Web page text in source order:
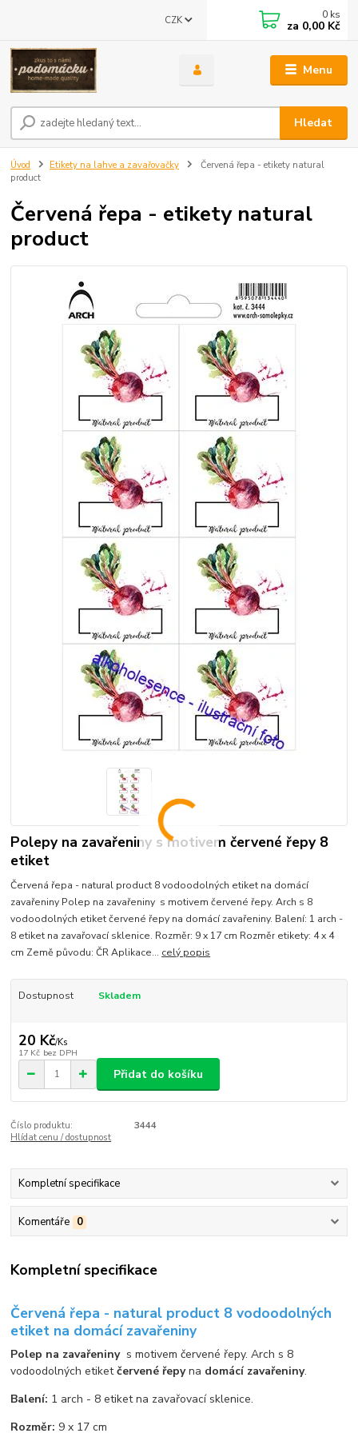
Menu
CZK
Hledat
0 ks
za 0,00 Kč
Úvod Etikety na lahve a zavařovačky
Červená řepa - etikety natural
product
Červená řepa - etikety natural
product
Polepy na zavařeniny s motivem červené řepy 8
etiket
Červená řepa - natural product 8 vodoodolných etiket na domácí
zavařeniny Polep na zavařeniny s motivem červené řepy. Arch s 8
vodoodolných etiket červené řepy na domácí zavařeniny. Balení: 1 arch -
8 etiket na zavařovací sklenice. Rozměr: 9 x 17 cm Rozměr etikety: 4 x 4
cm Země původu: ČR Aplikace... celý popis
Dostupnost Skladem
20 Kč/Ks
17 Kč bez DPH
Přidat do košíku
Číslo produktu:
3444
Hlídat cenu / dostupnost
Kompletní specifikace
Komentáře 0
Kompletní specifikace
Červená řepa - natural product 8 vodoodolných
etiket na domácí zavařeniny
Polep na zavařeniny s motivem červené řepy. Arch s 8
vodoodolných etiketčervené řepyna domácí zavařeniny.
Balení: 1 arch - 8 etiket na zavařovací sklenice.
Rozměr: 9 x 17 cm